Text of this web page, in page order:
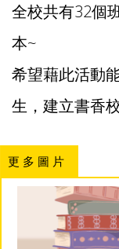
全校共有32個
本~
希望藉此活動
生，建立書香校
更 多 圖 片